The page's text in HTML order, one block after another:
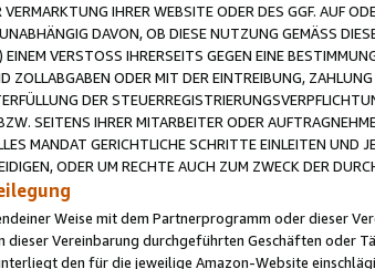
IHRER WEBSITE ODER DES GGF. AUF
DAVON, OB DIESE NUTZUNG GEMÄSS
VERSTOSS IHRERSEITS GEGEN EINE
ZOLLABGABEN ODER MIT DER EINTREIBUNG,
DER
SEITENS IHRER MITARBEITER ODER
MANDAT GERICHTLICHE SCHRITTE EINLEITEN UND
ODER UM RECHTE AUCH ZUM ZWECK DER
Weise mit dem Partnerprogramm oder dieser
dieser Vereinbarung durchgeführten Geschäften oder
den für die jeweilige Amazon-Website